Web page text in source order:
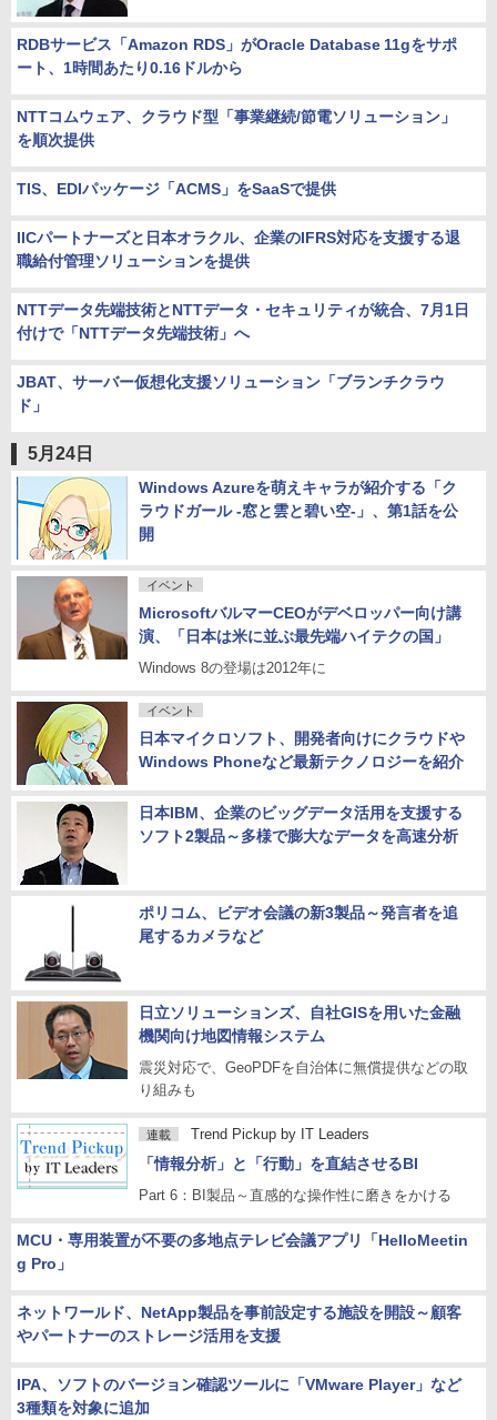
RDBサービス「Amazon RDS」がOracle Database 11gをサポ
ート、1時間あたり0.16ドルから
NTTコムウェア、クラウド型「事業継続/節電ソリューション」
を順次提供
TIS、EDIパッケージ「ACMS」をSaaSで提供
IICパートナーズと日本オラクル、企業のIFRS対応を支援する退
職給付管理ソリューションを提供
NTTデータ先端技術とNTTデータ・セキュリティが統合、7月1日
付けで「NTTデータ先端技術」へ
JBAT、サーバー仮想化支援ソリューション「ブランチクラウ
ド」
5月24日
Windows Azureを萌えキャラが紹介する「ク
ラウドガール -窓と雲と碧い空-」、第1話を公
開
イベント
MicrosoftバルマーCEOがデベロッパー向け講
演、「日本は米に並ぶ最先端ハイテクの国」
Windows 8の登場は2012年に
イベント
日本マイクロソフト、開発者向けにクラウドや
Windows Phoneなど最新テクノロジーを紹介
日本IBM、企業のビッグデータ活用を支援する
ソフト2製品～多様で膨大なデータを高速分析
ポリコム、ビデオ会議の新3製品～発言者を追
尾するカメラなど
日立ソリューションズ、自社GISを用いた金融
機関向け地図情報システム
震災対応で、GeoPDFを自治体に無償提供などの取
り組みも
連載 Trend Pickup by IT Leaders
「情報分析」と「行動」を直結させるBI
Part 6：BI製品～直感的な操作性に磨きをかける
MCU・専用装置が不要の多地点テレビ会議アプリ「HelloMeetin
g Pro」
ネットワールド、NetApp製品を事前設定する施設を開設～顧客
やパートナーのストレージ活用を支援
IPA、ソフトのバージョン確認ツールに「VMware Player」など
3種類を対象に追加